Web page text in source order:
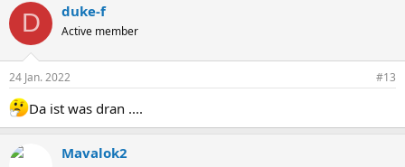
D duke-f
Active member
24 Jan. 2022 #13
Da ist was dran ....
Mavalok2